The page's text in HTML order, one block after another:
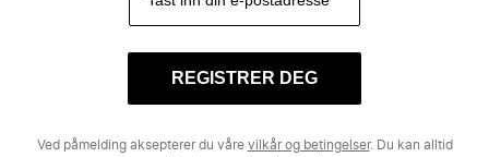
REGISTRER DEG
Ved påmelding aksepterer du våre vilkår og betingelser. Du kan alltid